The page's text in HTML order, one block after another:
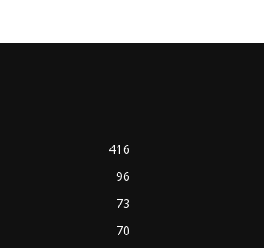
416
96
73
70